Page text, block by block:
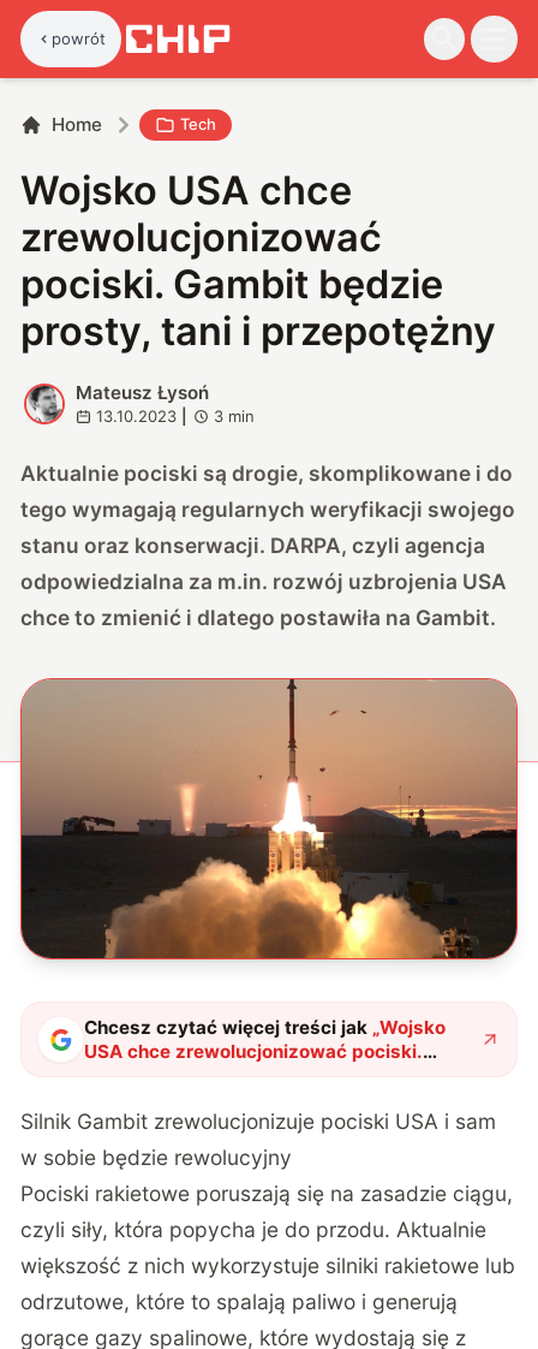
powrót
Home Tech
Wojsko USA chce
zrewolucjonizować
pociski. Gambit będzie
prosty, tani i przepotężny
M
Mateusz Łysoń
13.10.2023 3 min
Aktualnie pociski są drogie, skomplikowane i do
tego wymagają regularnych weryfikacji swojego
stanu oraz konserwacji. DARPA, czyli agencja
odpowiedzialna za m.in. rozwój uzbrojenia USA
chce to zmienić i dlatego postawiła na Gambit.
Chcesz czytać więcej treści jak „Wojsko
USA chce zrewolucjonizować pociski.
Gambit będzie prosty, tani i przepotężny"?
Silnik Gambit zrewolucjonizuje pociski USA i sam
w sobie będzie rewolucyjny
Pociski rakietowe poruszają się na zasadzie ciągu,
czyli siły, która popycha je do przodu. Aktualnie
większość z nich wykorzystuje silniki rakietowe lub
odrzutowe, które to spalają paliwo i generują
gorące gazy spalinowe, które wydostają się z